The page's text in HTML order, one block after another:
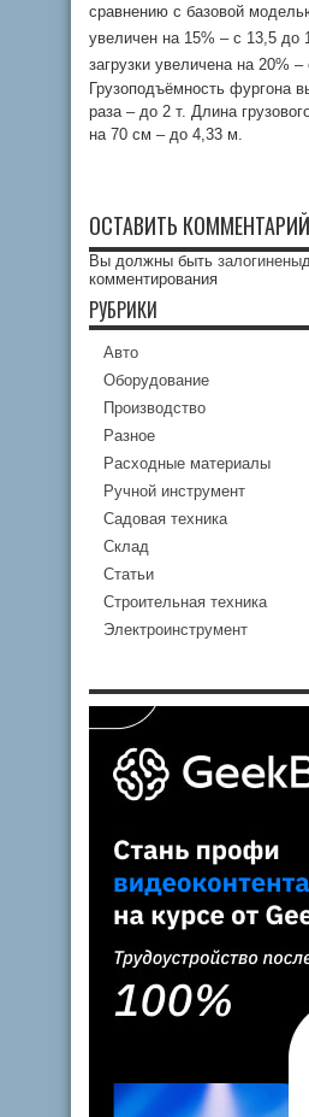
сравнению с базовой
увеличен на 15% – с 13,5 до
загрузки увеличена на 20%
Грузоподъёмность фургона
раза – до 2 т. Длина
на 70 см – до 4,33 м.
ОСТАВИТЬ КОММЕНТАРИЙ
Вы должны быть залогинены
комментирования
РУБРИКИ
Авто
Оборудование
Производство
Разное
Расходные материалы
Ручной инструмент
Садовая техника
Склад
Статьи
Строительная техника
Электроинструмент